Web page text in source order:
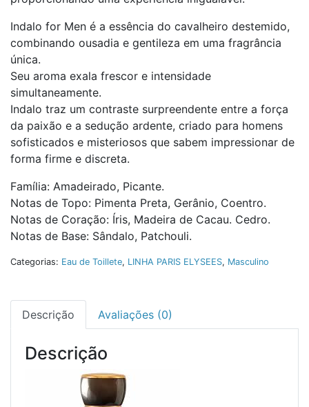
Indalo for Men é a essência do cavalheiro destemido,
combinando ousadia e gentileza em uma fragrância
única.
Seu aroma exala frescor e intensidade
simultaneamente.
Indalo traz um contraste surpreendente entre a força
da paixão e a sedução ardente, criado para homens
sofisticados e misteriosos que sabem impressionar de
forma firme e discreta.
Família: Amadeirado, Picante.
Notas de Topo: Pimenta Preta, Gerânio, Coentro.
Notas de Coração: Íris, Madeira de Cacau. Cedro.
Notas de Base: Sândalo, Patchouli.
Categorias: Eau de Toillete, LINHA PARIS ELYSEES, Masculino
Descrição Avaliações (0)
Descrição